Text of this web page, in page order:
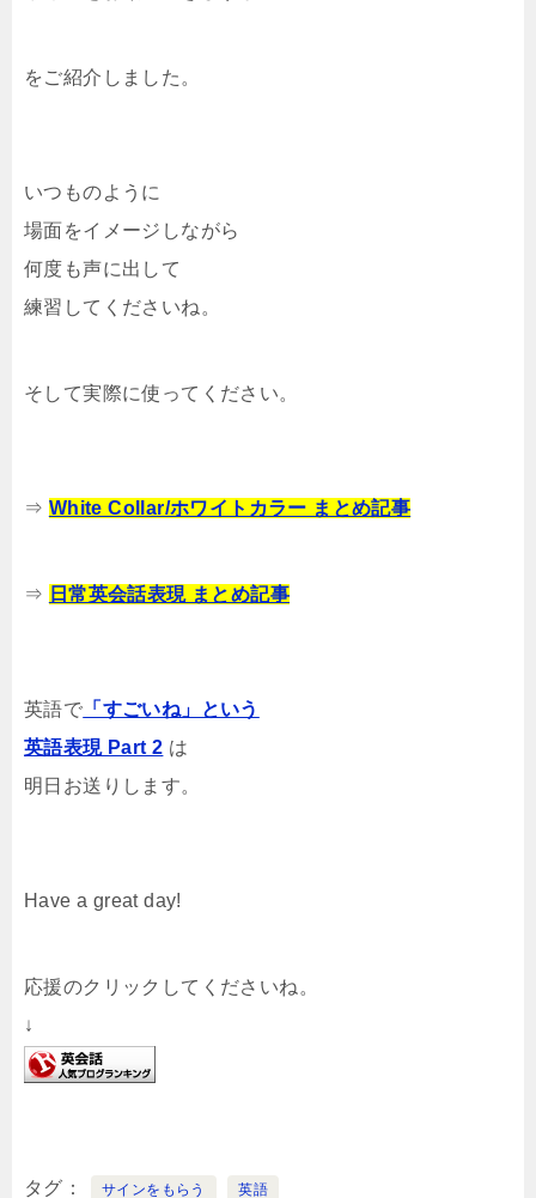
をご紹介しました。
いつものように
場面をイメージしながら
何度も声に出して
練習してくださいね。
そして実際に使ってください。
⇒ White Collar/ホワイトカラー まとめ記事
⇒ 日常英会話表現 まとめ記事
英語で 「すごいね」という
英語表現 Part 2 は
明日お送りします。
Have a great day!
応援のクリックしてくださいね。
↓
タグ サインをもらう 英語